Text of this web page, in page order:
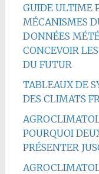
GUIDE ULTIME
MÉCANISMES
DONNÉES
CONCEVOIR
DU FUTUR
TABLEAUX DE
DES CLIMATS
POURQUOI
PRÉSENTER